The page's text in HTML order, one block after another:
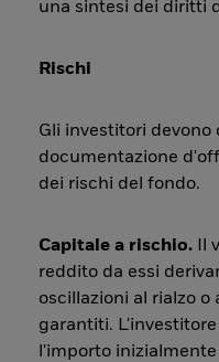
una sintesi dei diritti
Rischi
Gli investitori devono
documentazione
dei rischi del fondo.
Capitale a rischio. Il
reddito da essi
oscillazioni al rialzo o
garantiti.
l'importo